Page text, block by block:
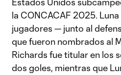
la CONCACAF 2025.
jugadores — junto al
que fueron nombrados al
Richards fue titular en los
dos goles, mientras que